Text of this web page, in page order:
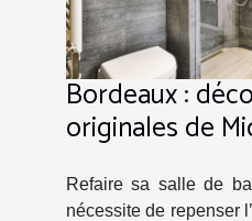
Bordeaux :
originales de
bains !
Refaire sa salle de
nécessite de repenser